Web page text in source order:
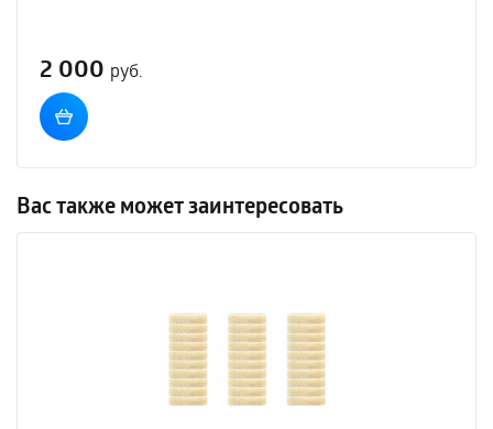
2 000 руб.
Вас также может заинтересовать